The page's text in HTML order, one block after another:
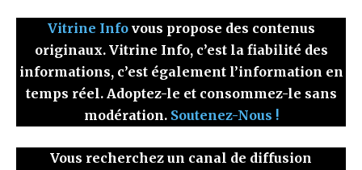
Vitrine Infovous propose des contenus
originaux. Vitrine Info, c’est la fiabilité des
informations, c’est également l’information en
temps réel. Adoptez-le et consommez-le sans
modération. Soutenez-Nous !
Vous recherchez un canal de diffusion